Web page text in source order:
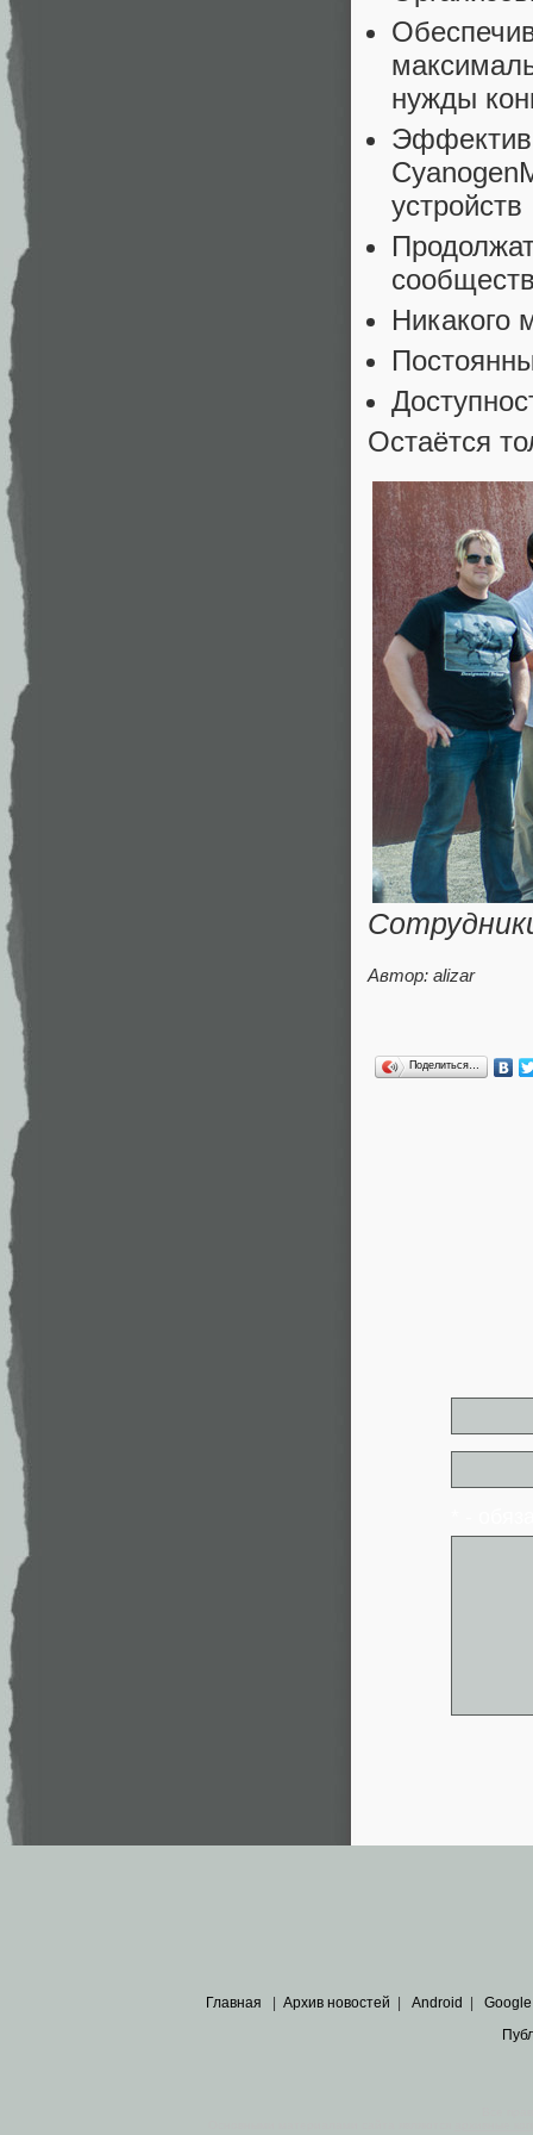
нужды
устройств
Никакого
Остаётся
Автор: alizar
Поделиться…
Главная Архив новостей Android Google